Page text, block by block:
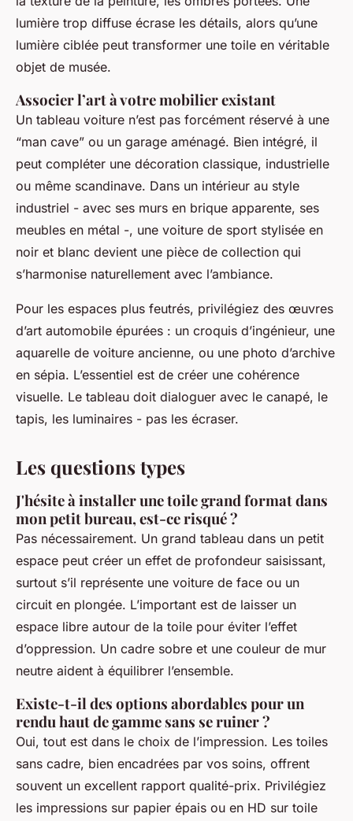
lumière trop diffuse écrase les détails, alors qu’une
lumière ciblée peut transformer une toile en véritable
objet de musée.
Associer l’art à votre mobilier existant
Un tableau voiture n’est pas forcément réservé à une
“man cave” ou un garage aménagé. Bien intégré, il
peut compléter une décoration classique, industrielle
ou même scandinave. Dans un intérieur au style
industriel - avec ses murs en brique apparente, ses
meubles en métal -, une voiture de sport stylisée en
noir et blanc devient une pièce de collection qui
s’harmonise naturellement avec l’ambiance.
Pour les espaces plus feutrés, privilégiez des œuvres
d’art automobile épurées : un croquis d’ingénieur, une
aquarelle de voiture ancienne, ou une photo d’archive
en sépia. L’essentiel est de créer une cohérence
visuelle. Le tableau doit dialoguer avec le canapé, le
tapis, les luminaires - pas les écraser.
Les questions types
J'hésite à installer une toile grand format dans
mon petit bureau, est-ce risqué ?
Pas nécessairement. Un grand tableau dans un petit
espace peut créer un effet de profondeur saisissant,
surtout s’il représente une voiture de face ou un
circuit en plongée. L’important est de laisser un
espace libre autour de la toile pour éviter l’effet
d’oppression. Un cadre sobre et une couleur de mur
neutre aident à équilibrer l’ensemble.
Existe-t-il des options abordables pour un
rendu haut de gamme sans se ruiner ?
Oui, tout est dans le choix de l’impression. Les toiles
sans cadre, bien encadrées par vos soins, offrent
souvent un excellent rapport qualité-prix. Privilégiez
les impressions sur papier épais ou en HD sur toile